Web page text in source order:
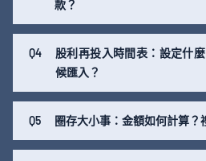
款？
Q4
股利再投入時間表：設定什
候匯入？
Q5 圈存大小事：金額如何計算？